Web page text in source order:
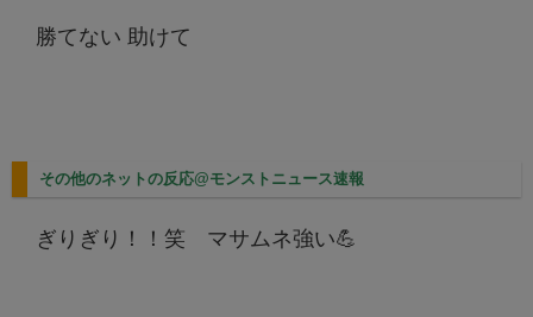
勝てない 助けて
その他のネットの反応@モンストニュース速報
ぎりぎり！！笑 マサムネ強い💪